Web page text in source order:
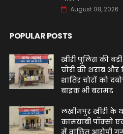
August 08, 2026
POPULAR POSTS
खीरी पुलिस की
चोरी की शराब
शातिर चोरों को
बाइक भी बरामद
लखीमपुर खीरी के
कामयाबी पॉक्सो
में वांछित आरोपी